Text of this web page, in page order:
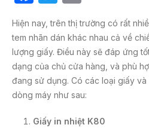
c
e
b
o
k
itt
er
ail
Hiện nay, trên thị trường có rất
tem nhãn dán khác nhau cả về
lượng giấy. Điều này sẽ đáp ứng
dạng của chủ cửa hàng, và phù
đang sử dụng. Có các loại giấy
dòng máy như sau:
Giấy in nhiệt K80